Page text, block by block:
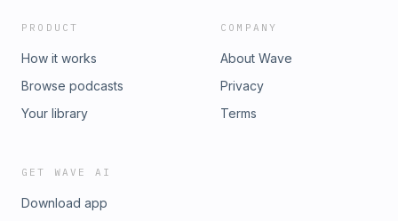
PRODUCT
How it works
Browse podcasts
Your library
COMPANY
About Wave
Privacy
Terms
GET WAVE AI
Download app